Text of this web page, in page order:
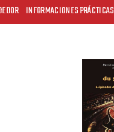
INFORMACIONES PRÁCTICAS